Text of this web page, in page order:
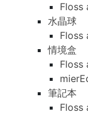
Floss
水晶球
Floss
情境盒
Floss
筆記本
Floss